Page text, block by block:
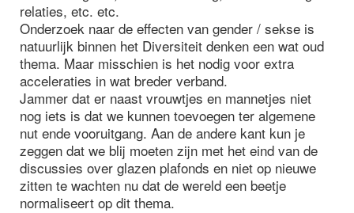
relaties, etc. etc.
Onderzoek naar de effecten van gender / sekse is
natuurlijk binnen het Diversiteit denken een wat oud
thema. Maar misschien is het nodig voor extra
acceleraties in wat breder verband.
Jammer dat er naast vrouwtjes en mannetjes niet
nog iets is dat we kunnen toevoegen ter algemene
nut ende vooruitgang. Aan de andere kant kun je
zeggen dat we blij moeten zijn met het eind van de
discussies over glazen plafonds en niet op nieuwe
zitten te wachten nu dat de wereld een beetje
normaliseert op dit thema.